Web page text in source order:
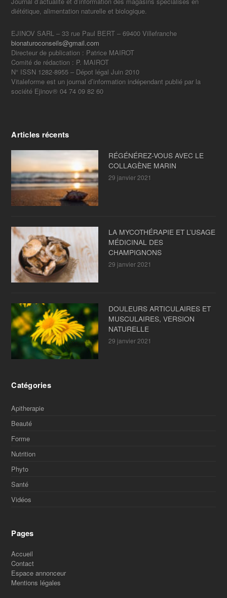
diététique, alimentation naturelle et biologique.
EJINOV SARL – 33 rue Paul BERT – 69400 Villefranche
bionaturoconseils@gmail.com
Directeur de publication : Patrice MAIROT
Comité de rédaction : P. MAIROT
N° ISSN 1282-8955 – Dépot légal Juin 2010
Vitaleforme est un journal d’information indépendant publié par la
société Ejinov® 04 74 09 82 60
Articles récents
RÉGÉNÉREZ-VOUS AVEC LE
COLLAGÈNE MARIN
29 janvier 2021
LA MYCOTHÉRAPIE ET L’USAGE
MÉDICINAL DES
CHAMPIGNONS
29 janvier 2021
DOULEURS ARTICULAIRES ET
MUSCULAIRES, VERSION
NATURELLE
29 janvier 2021
Catégories
Apitherapie
Beauté
Forme
Nutrition
Phyto
Santé
Vidéos
Pages
Accueil
Contact
Espace annonceur
Mentions légales